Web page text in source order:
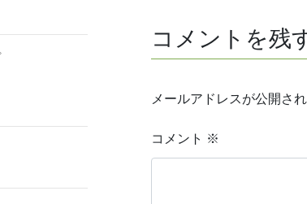
コメントを残
メールアドレスが公開さ
コメント ※